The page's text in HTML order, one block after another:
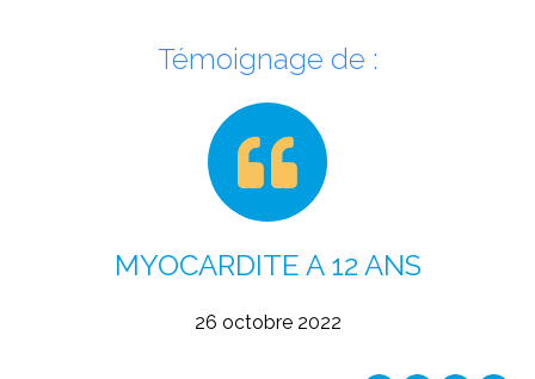
Témoignage de :
MYOCARDITE A 12 ANS
26 octobre 2022